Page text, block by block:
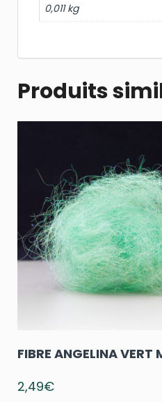
0,011 kg
Produits
FIBRE ANGELINA VERT
2,49€